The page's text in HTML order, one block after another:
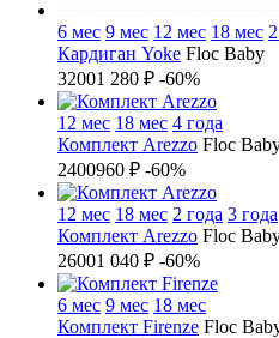
6 мес 9 мес 12 мес 18 мес
Кардиган Yoke Floc Baby
32001 280 ₽ -60%
12 мес 18 мес 4 года
Комплект Arezzo Floc
2400960 ₽ -60%
12 мес 18 мес 2 года 3 года
Комплект Arezzo Floc
26001 040 ₽ -60%
6 мес 9 мес 18 мес
Комплект Firenze Floc